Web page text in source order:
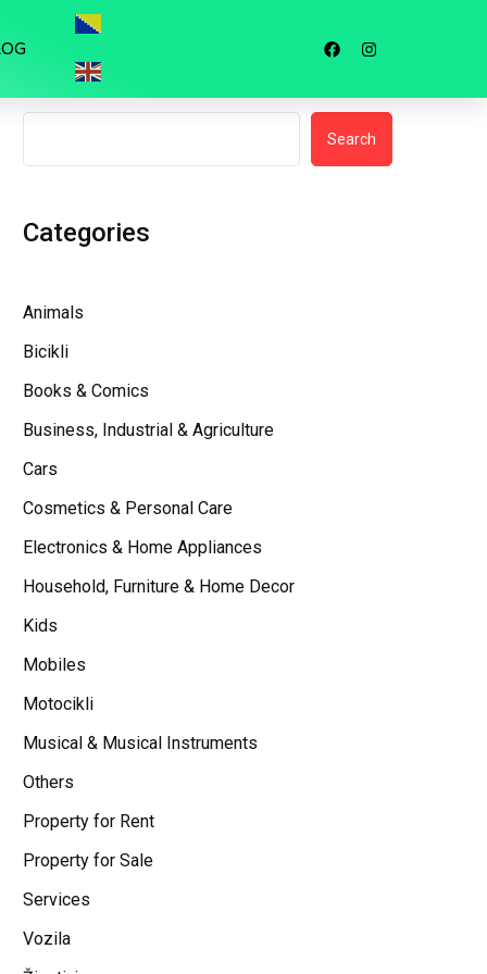
Search
Search
Categories
Animals
Bicikli
Books & Comics
Business, Industrial & Agriculture
Cars
Cosmetics & Personal Care
Electronics & Home Appliances
Household, Furniture & Home Decor
Kids
Mobiles
Motocikli
Musical & Musical Instruments
Others
Property for Rent
Property for Sale
Services
Vozila